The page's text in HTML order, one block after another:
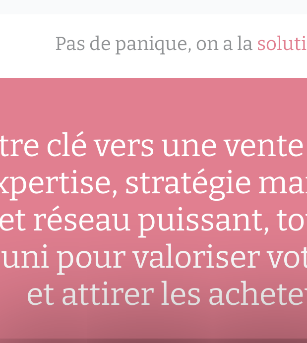
Pas de panique, on a la
clé vers une
stratégie
et réseau puissant,
pour valoriser
et attirer les